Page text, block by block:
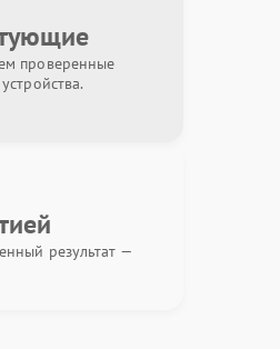
проверенные
результат —